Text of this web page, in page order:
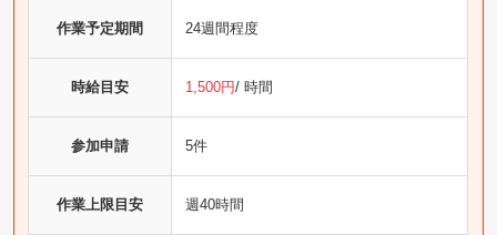
作業予定期間 24週間程度
時給目安 1,500円/ 時間
参加申請 5件
作業上限目安 週40時間